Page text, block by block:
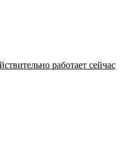
работает сейчас